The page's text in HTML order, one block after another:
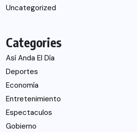
Uncategorized
Categories
Así Anda El Día
Deportes
Economía
Entretenimiento
Espectaculos
Gobierno